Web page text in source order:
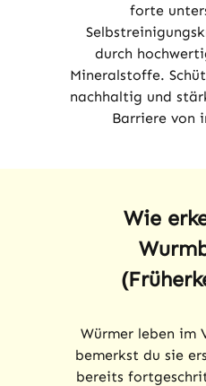
forte
durch
Mineralstoffe.
nachhaltig und
Barriere von
Wie
Würmer leben im
bemerkst du sie
bereits